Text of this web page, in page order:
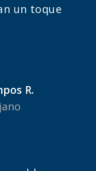
un toque
R.